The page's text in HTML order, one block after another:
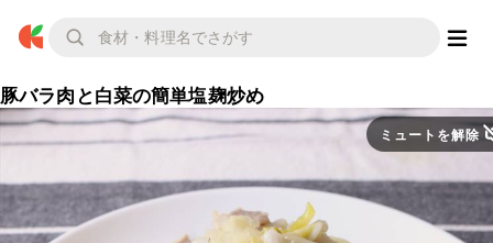
豚バラ肉と白菜の簡単塩麹炒め
ミュートを解除